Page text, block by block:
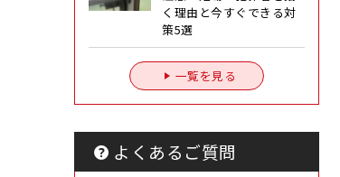
く理由と今すぐできる対
策5選
一覧を見る
よくあるご質問